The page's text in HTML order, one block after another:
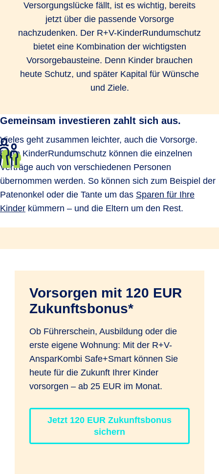
Versorgungslücke fällt, ist es wichtig, bereits
jetzt über die passende Vorsorge
nachzudenken. Der R+V-KinderRundumschutz
bietet eine Kombination der wichtigsten
Vorsorgebausteine. Denn Kinder brauchen
heute Schutz, und später Kapital für Wünsche
und Ziele.
Gemeinsam investieren zahlt sich aus.
Vieles geht zusammen leichter, auch die Vorsorge.
Beim KinderRundumschutz können die einzelnen
Verträge auch von verschiedenen Personen
übernommen werden. So können sich zum Beispiel der
Patenonkel oder die Tante um das Sparen für Ihre
Kinder kümmern – und die Eltern um den Rest.
Vorsorgen mit 120 EUR
Zukunftsbonus*
Ob Führerschein, Ausbildung oder die
erste eigene Wohnung: Mit der R+V-
AnsparKombi Safe+Smart können Sie
heute für die Zukunft Ihrer Kinder
vorsorgen – ab 25 EUR im Monat.
Jetzt 120 EUR Zukunftsbonus
sichern